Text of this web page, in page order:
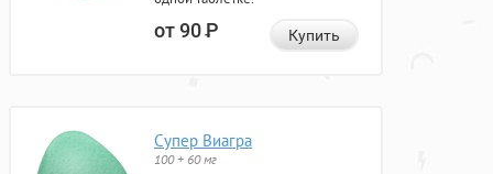
от 90Р Купить
Супер Виагра
100 + 60 мг